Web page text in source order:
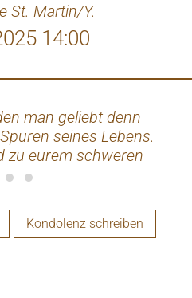
St. Martin/Y.
14:00
man geliebt denn
seines Lebens.
zu eurem schweren
für die Zukunft.
Kondolenz schreiben